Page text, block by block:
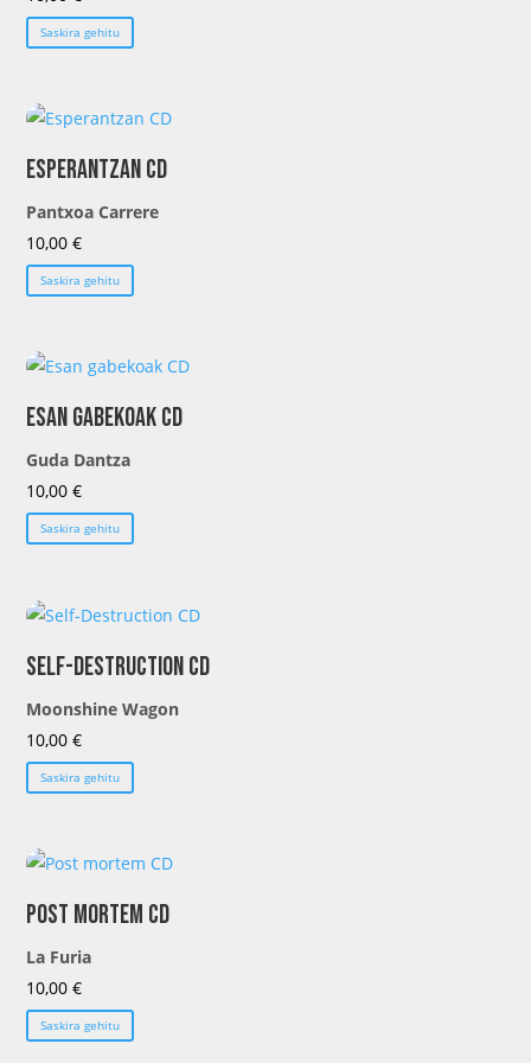
Saskira gehitu
Esperantzan CD
Pantxoa Carrere
10,00€
Saskira gehitu
Esan gabekoak CD
Guda Dantza
10,00€
Saskira gehitu
Self-Destruction CD
Moonshine Wagon
10,00€
Saskira gehitu
Post mortem CD
La Furia
10,00€
Saskira gehitu